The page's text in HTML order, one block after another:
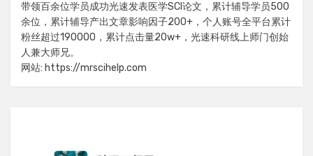
带领百余位学员成功光速发表医学SCI论文，累计辅导学员500
余位，累计辅导产出文章影响因子200+，个人账号全平台累计
粉丝超过190000，累计点击量20w+，光速科研线上师门创始
人兼大师兄。
网站: https://mrscihelp.com